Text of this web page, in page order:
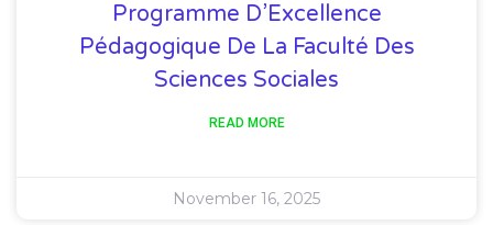
Programme D’Excellence
Pédagogique De La Faculté Des
Sciences Sociales
READ MORE
November 16, 2025